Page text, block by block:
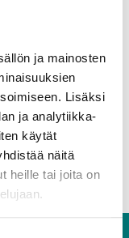
ja mainosten
Lisäksi
ja analytiikka-
käytät
näitä
heille tai joita on
Rosk’n Roll
kunden själv
topp